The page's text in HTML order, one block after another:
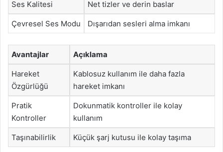
Ses Kalitesi Net tizler ve derin baslar
Çevresel Ses Modu Dışarıdan sesleri alma imkanı
Avantajlar Açıklama
Hareket
Özgürlüğü
Kablosuz kullanım ile daha fazla
hareket imkanı
Pratik
Kontroller
Dokunmatik kontroller ile kolay
kullanım
Taşınabilirlik Küçük şarj kutusu ile kolay taşıma